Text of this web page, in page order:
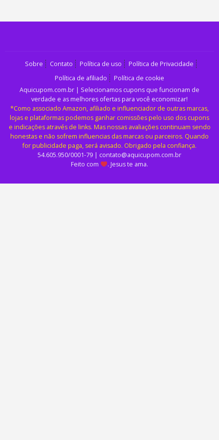
Sobre Contato Política de uso
Política de Privacidade
Política de afiliado
Política de cookie
Aquicupom.com.br | Selecionamos cupons que funcionam de
verdade e as melhores ofertas para você economizar!
*Como associado Amazon, afiliado e influenciador de outras marcas,
lojas e plataformas podemos ganhar comissões pelo uso dos cupons
e indicações através de links. Mas nossas avaliações continuam sendo
honestas e não sofrem influencias das marcas ou parceiros. Quando
for publicidade paga, será avisado. Obrigado pela confiança.
54.605.950/0001-79 | contato@aquicupom.com.br
Feito com
. Jesus te ama.